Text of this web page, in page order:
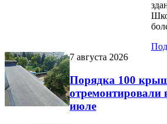
7 августа 2026
Порядка 100
отремонтировали
июле